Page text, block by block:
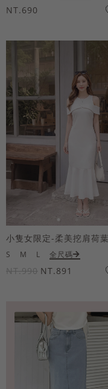
NT.690
S M L 全尺碼
NT.990 NT.891